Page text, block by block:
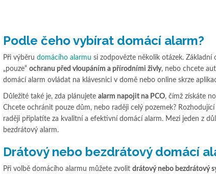
Podle čeho vybírat domácí alarm?
Při výběru domácího alarmu si zodpovězte několik otázek. Základní
„pouze“ ochranu před vloupáním a přírodními živly, nebo chcete
domácí alarm ovládat na klávesnici v domě nebo online skrze
Důležité také je, zda plánujete alarm napojit na PCO, čímž získáte
Chcete ochránit pouze dům, nebo raději celý pozemek?
raději připlatíte za kvalitní a efektivní domácí alarm. Mezi jeden z
bezdrátový alarm.
Drátový nebo bezdrátový domácí
Při volbě domácího alarmu můžete zvolit drátový nebo bezdrátový